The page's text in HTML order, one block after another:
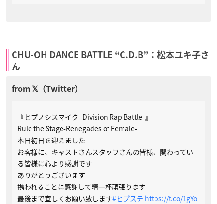
CHU-OH DANCE BATTLE “C.D.B”：松本ユキ子さ
ん
『ヒプノシスマイク -Division Rap Battle-』
Rule the Stage-Renegades of Female-
本日初日を迎えました
お客様に、キャストさんスタッフさんの皆様、関わってい
る皆様に心より感謝です
ありがとうございます
携われることに感謝して精一杯頑張ります
最後まで宜しくお願い致します#ヒプステ https://t.co/1gYo